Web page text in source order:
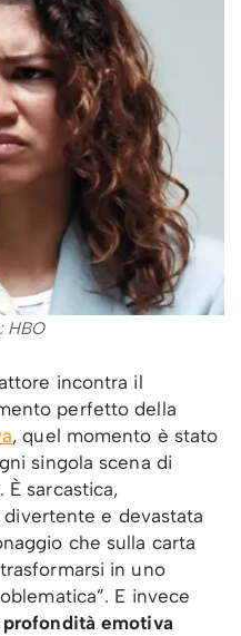
HBO
incontra il
perfetto della
, quel momento è stato
singola scena di
È sarcastica,
e devastata
che sulla carta
in uno
E invece
emotiva